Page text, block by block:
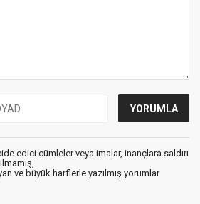
edici cümleler veya imalar, inançlara saldırı
ve büyük harflerle yazılmış yorumlar